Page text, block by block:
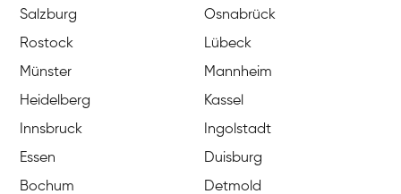
Salzburg
Osnabrück
Rostock
Lübeck
Münster
Mannheim
Heidelberg
Kassel
Innsbruck
Ingolstadt
Essen
Duisburg
Bochum
Detmold